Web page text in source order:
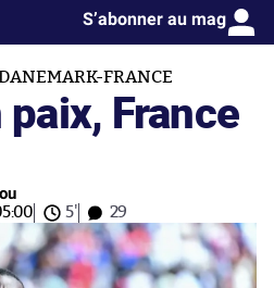
S’abonner au mag
FRANCE
France
5' 29